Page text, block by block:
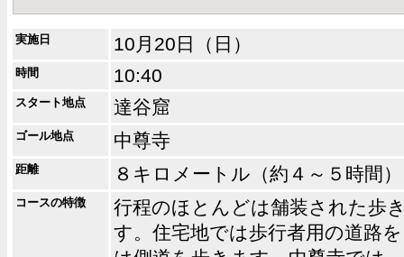
実施日 10月20日（日）
時間 10:40
スタート地点 達谷窟
ゴール地点 中尊寺
距離 ８キロメートル（約４～５時間）
コースの特徴
行程のほとんどは舗装された歩
す。住宅地では歩行者用の道路